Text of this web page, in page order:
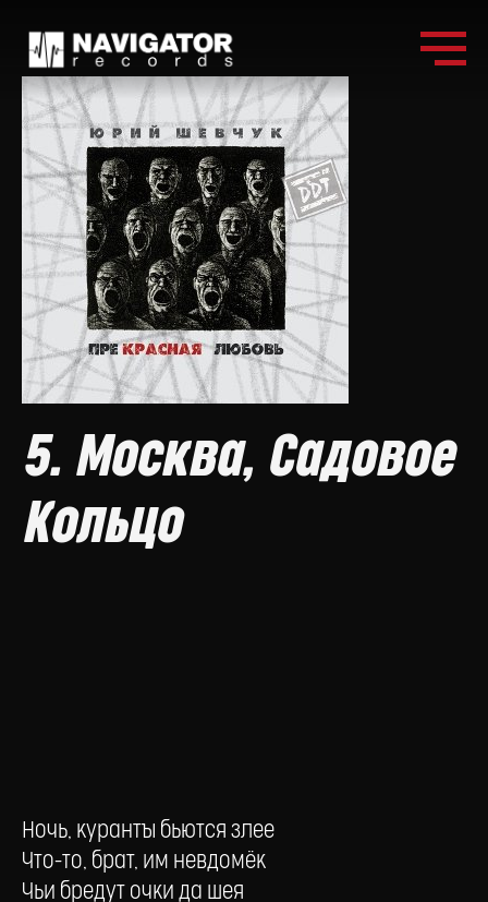
5. Москва, Садовое
Кольцо
Ночь, куранты бьются злее
Что-то, брат, им невдомёк
Чьи бредут очки да шея